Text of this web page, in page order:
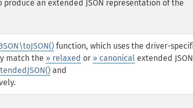
produce an extended JSON representation of the
function, which uses the driver-
match the » relaxed or » canonical extended JSON
and